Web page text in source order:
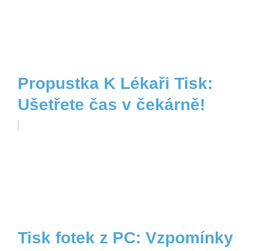
Propustka K Lékaři Tisk:
Ušetřete čas v čekárně!
Tisk fotek z PC: Vzpomínky